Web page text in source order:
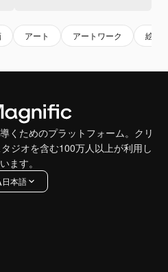
アート アートワーク 絵画
くためのプラットフォーム。クリ
ジオを含む100万人以上が利用し
ます。
日本語